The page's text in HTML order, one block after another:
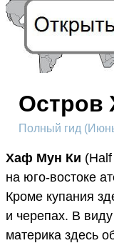
Остров
Полный гид
Хаф Мун Ки
на юго-востоке
Кроме купания
и черепах. В
материка здесь